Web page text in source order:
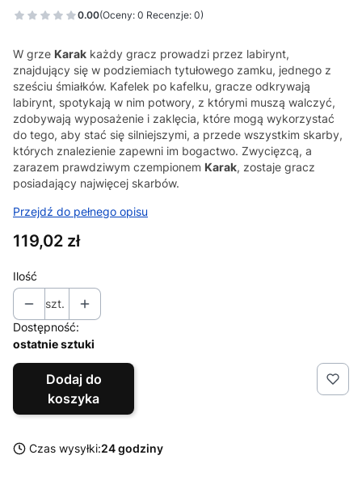
0.00(Oceny: 0 Recenzje: 0)
W grze Karak każdy gracz prowadzi przez labirynt,
znajdujący się w podziemiach tytułowego zamku, jednego z
sześciu śmiałków. Kafelek po kafelku, gracze odkrywają
labirynt, spotykają w nim potwory, z którymi muszą walczyć,
zdobywają wyposażenie i zaklęcia, które mogą wykorzystać
do tego, aby stać się silniejszymi, a przede wszystkim skarby,
których znalezienie zapewni im bogactwo. Zwycięzcą, a
zarazem prawdziwym czempionem Karak, zostaje gracz
posiadający najwięcej skarbów.
Przejdź do pełnego opisu
Cena
119,02 zł
Ilość
szt.
Dostępność:
ostatnie sztuki
Dodaj do
koszyka
Czas wysyłki:24 godziny